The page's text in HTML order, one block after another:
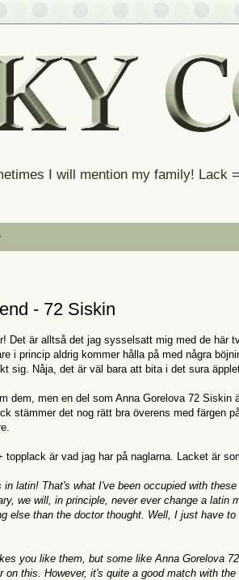
I will mention my family! Lack
- 72 Siskin
Det är alltså det jag sysselsatt mig med de här
i princip aldrig kommer hålla på med några
sig. Nåja, det är väl bara att bita i det sura
dem, men en del som Anna Gorelova 72 Siskin
stämmer det nog rätt bra överens med färgen
är vad jag har på naglarna. Lacket är
latin! That's what I've been occupied with
we will, in principle, never ever change a latin
else than the doctor thought. Well, I just have
you like them, but some like Anna Gorelova
on this. However, it's quite a good match with